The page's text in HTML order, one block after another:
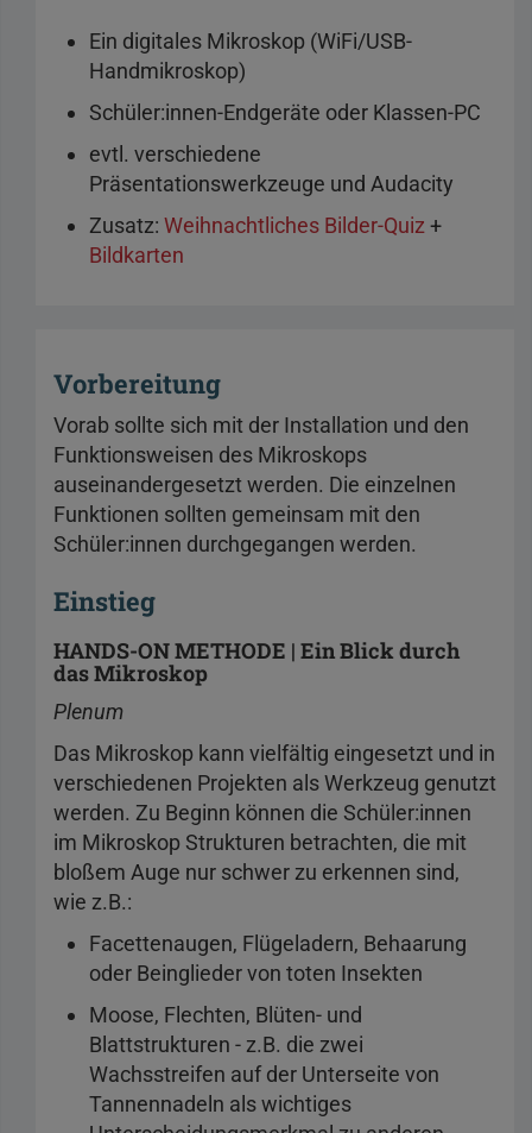
Ein digitales Mikroskop (WiFi/USB-
Handmikroskop)
Schüler:innen-Endgeräte oder Klassen-PC
evtl. verschiedene
Präsentationswerkzeuge und Audacity
Zusatz: Weihnachtliches Bilder-Quiz+
Bildkarten
Vorbereitung
Vorab sollte sich mit der Installation und den
Funktionsweisen des Mikroskops
auseinandergesetzt werden. Die einzelnen
Funktionen sollten gemeinsam mit den
Schüler:innen durchgegangen werden.
Einstieg
HANDS-ON METHODE | Ein Blick durch
das Mikroskop
Plenum
Das Mikroskop kann vielfältig eingesetzt und in
verschiedenen Projekten als Werkzeug genutzt
werden. Zu Beginn können die Schüler:innen
im Mikroskop Strukturen betrachten, die mit
bloßem Auge nur schwer zu erkennen sind,
wie z.B.:
Facettenaugen, Flügeladern, Behaarung
oder Beinglieder von toten Insekten
Moose, Flechten, Blüten- und
Blattstrukturen - z.B. die zwei
Wachsstreifen auf der Unterseite von
Tannennadeln als wichtiges